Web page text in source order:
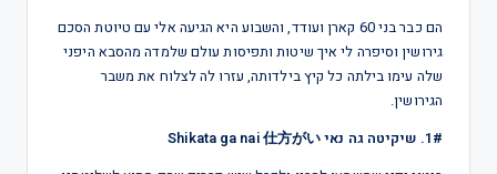
הם כבר בני 60 קארן ועודד, והשבוע היא הגיעה אלי עם טיוטת הסכם
גירושין וסיפרה לי איך שיטות ותפיסות עולם שלמדה מהסבא היפני
שלה עימו בילתה כל קיץ בילדותה, עזרו לה לצלוח את משבר
הגירושין.
1#. שיקיטה גה נאי Shikata ga nai 仕方がい